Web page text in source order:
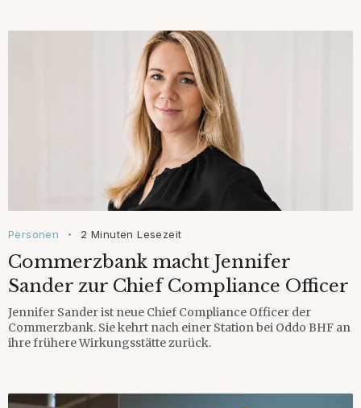
Personen • 2 Minuten Lesezeit
Commerzbank macht Jennifer
Sander zur Chief Compliance Officer
Jennifer Sander ist neue Chief Compliance Officer der
Commerzbank. Sie kehrt nach einer Station bei Oddo BHF an
ihre frühere Wirkungsstätte zurück.